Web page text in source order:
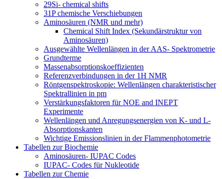
29Si- chemical shifts
31P chemische Verschiebungen
Aminosäuren (NMR und mehr)
Chemical Shift Index (Sekundärstruktur von
Aminosäuren)
Ausgewählte Wellenlängen in der AAS- Spektrometrie
Grundterme
Massenabsorptionskoeffizienten
Referenzverbindungen in der 1H NMR
Röntgenspektroskopie: Wellenlängen charakteristischer
Spektrallinien in pm
Verstärkungsfaktoren für NOE and INEPT
Experimente
Wellenlängen und Anregungsenergien von K- und L-
Absorptionskanten
Wichtige Emissionslinien in der Flammenphotometrie
Tabellen zur Biochemie
Aminosäuren- IUPAC Codes
IUPAC- Codes für Nukleotide
Tabellen zur Chemie